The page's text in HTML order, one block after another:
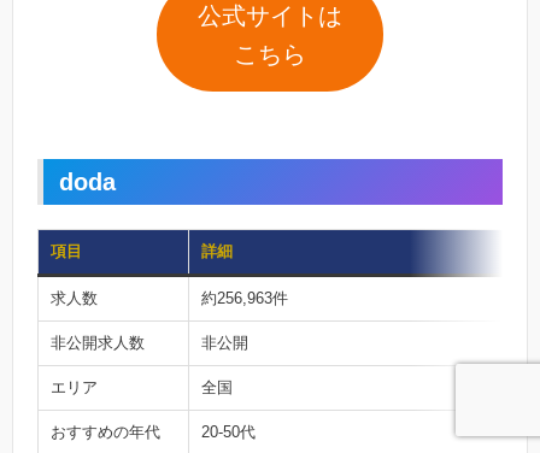
公式サイトは
こちら
doda
項目 詳細
求人数 約256,963件
非公開求人数 非公開
エリア 全国
おすすめの年代 20-50代